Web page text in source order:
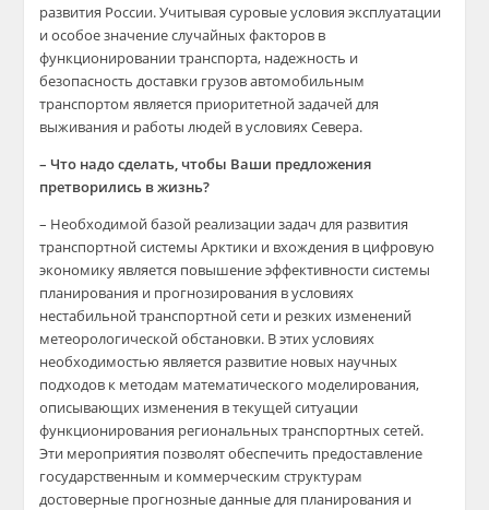
развития России. Учитывая суровые условия эксплуатации
и особое значение случайных факторов в
функционировании транспорта, надежность и
безопасность доставки грузов автомобильным
транспортом является приоритетной задачей для
выживания и работы людей в условиях Севера.
– Что надо сделать, чтобы Ваши предложения
претворились в жизнь?
– Необходимой базой реализации задач для развития
транспортной системы Арктики и вхождения в цифровую
экономику является повышение эффективности системы
планирования и прогнозирования в условиях
нестабильной транспортной сети и резких изменений
метеорологической обстановки. В этих условиях
необходимостью является развитие новых научных
подходов к методам математического моделирования,
описывающих изменения в текущей ситуации
функционирования региональных транспортных сетей.
Эти мероприятия позволят обеспечить предоставление
государственным и коммерческим структурам
достоверные прогнозные данные для планирования и